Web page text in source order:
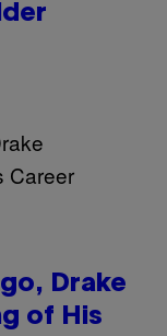
Drake
of His